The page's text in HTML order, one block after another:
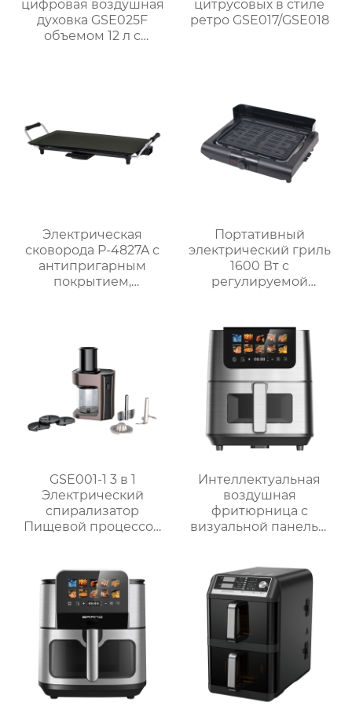
цифровая воздушная
духовка GSE025F
объемом 12 л с
цитрусовых в стиле
ретро GSE017/GSE018
Электрическая
сковорода P-4827A с
антипригарным
покрытием,
использования
Портативный
электрический гриль
1600 Вт с
регулируемой
автоматического
отключения MCT-005P
GSE001-1 3 в 1
Электрический
спирализатор
Пищевой процессор
Интеллектуальная
воздушная
фритюрница с
визуальной панелью